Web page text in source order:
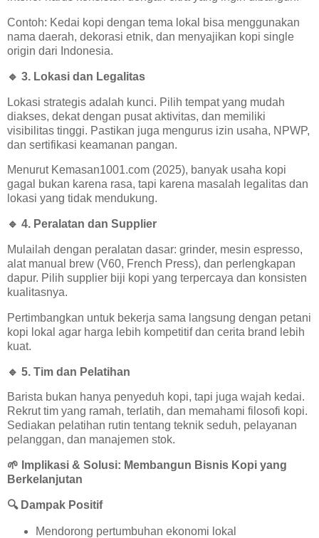
Contoh: Kedai kopi dengan tema lokal bisa menggunakan
nama daerah, dekorasi etnik, dan menyajikan kopi single
origin dari Indonesia.
🔹 3. Lokasi dan Legalitas
Lokasi strategis adalah kunci. Pilih tempat yang mudah
diakses, dekat dengan pusat aktivitas, dan memiliki
visibilitas tinggi. Pastikan juga mengurus izin usaha, NPWP,
dan sertifikasi keamanan pangan.
Menurut Kemasan1001.com (2025), banyak usaha kopi
gagal bukan karena rasa, tapi karena masalah legalitas dan
lokasi yang tidak mendukung.
🔹 4. Peralatan dan Supplier
Mulailah dengan peralatan dasar: grinder, mesin espresso,
alat manual brew (V60, French Press), dan perlengkapan
dapur. Pilih supplier biji kopi yang terpercaya dan konsisten
kualitasnya.
Pertimbangkan untuk bekerja sama langsung dengan petani
kopi lokal agar harga lebih kompetitif dan cerita brand lebih
kuat.
🔹 5. Tim dan Pelatihan
Barista bukan hanya penyeduh kopi, tapi juga wajah kedai.
Rekrut tim yang ramah, terlatih, dan memahami filosofi kopi.
Sediakan pelatihan rutin tentang teknik seduh, pelayanan
pelanggan, dan manajemen stok.
🌱 Implikasi & Solusi: Membangun Bisnis Kopi yang
Berkelanjutan
🔍Dampak Positif
Mendorong pertumbuhan ekonomi lokal